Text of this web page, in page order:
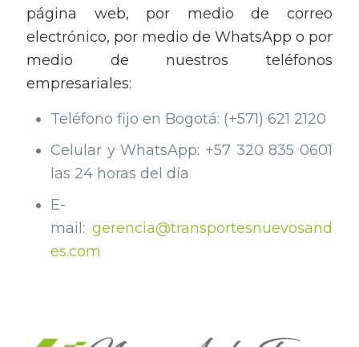
página web, por medio de correo
electrónico, por medio de WhatsApp o por
medio de nuestros teléfonos
empresariales:
Teléfono fijo en Bogotá: (+571) 621 2120
Celular y WhatsApp: +57 320 835 0601
las 24 horas del día
E-
mail: gerencia@transportesnuevosand
es.com